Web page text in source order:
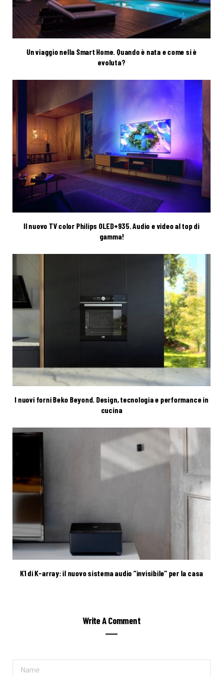
Un viaggio nella Smart Home. Quando è nata e come si è
evoluta?
Il nuovo TV color Philips OLED+935. Audio e video al top di
gamma!
I nuovi forni Beko Beyond. Design, tecnologia e performance in
cucina
K1 di K-array: il nuovo sistema audio “invisibile” per la casa
Write A Comment